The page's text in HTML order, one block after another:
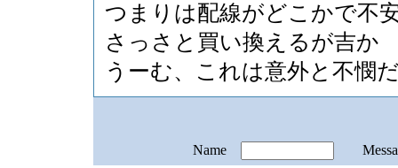
つまりは配線がどこかで不
さっさと買い換えるが吉か
うーむ、これは意外と不憫
Name